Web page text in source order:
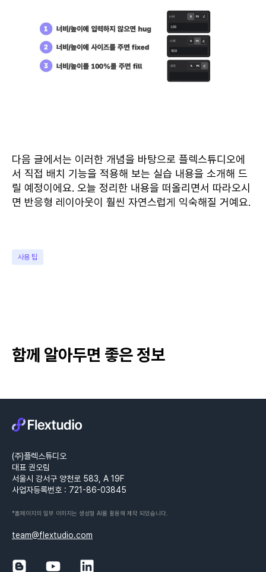
다음 글에서는 이러한 개념을 바탕으로 플렉스튜디오에
서 직접 배치 기능을 적용해 보는 실습 내용을 소개해 드
릴 예정이에요. 오늘 정리한 내용을 떠올리면서 따라오시
면 반응형 레이아웃이 훨씬 자연스럽게 익숙해질 거예요.
사용 팁
함께 알아두면 좋은 정보
(주)플렉스튜디오
대표 권오림
서울시 강서구 양천로 583, A 19F
사업자등록번호 : 721-86-03845
*홈페이지의 일부 이미지는 생성형 AI를 활용해 제작 되었습니다.
team@flextudio.com